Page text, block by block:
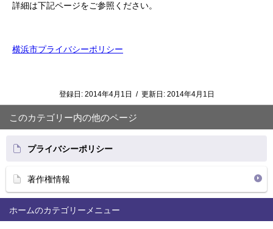
ホーム
詳細は下記ページをご参照ください。
横浜市プライバシーポリシー
登録日: 2014年4月1日 / 更新日: 2014年4月1日
このカテゴリー内の他のページ
プライバシーポリシー
著作権情報